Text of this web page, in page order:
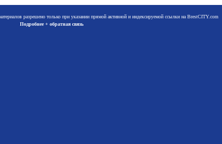
разрешено только при указании прямой активной и индексируемой ссылки на BrestCITY.com
Подробнее + обратная связь